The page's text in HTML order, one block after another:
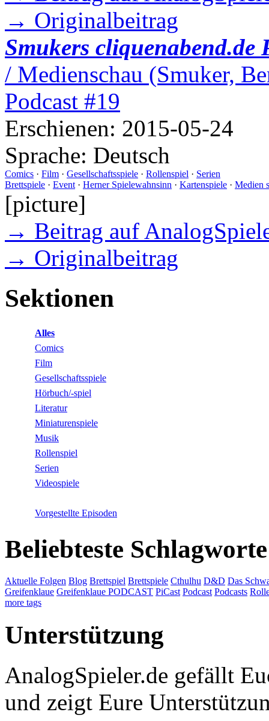
→ Originalbeitrag
Smukers cliquenabend.de
/ Medienschau (Smuker,
Podcast #19
Erschienen: 2015-05-24
Sprache: Deutsch
Comics · Film · Gesellschaftsspiele · Rollenspiel · Serien
Brettspiele · Event · Herner Spielewahnsinn · Kartenspiele · Medien
[picture]
→ Beitrag auf
→ Originalbeitrag
Sektionen
Alles
Comics
Film
Gesellschaftsspiele
Hörbuch/-spiel
Literatur
Miniaturenspiele
Musik
Rollenspiel
Serien
Videospiele
Vorgestellte Episoden
Beliebteste Schlagworte
Aktuelle Folgen Blog Brettspiel Brettspiele Cthulhu D&D Das
Greifenklaue Greifenklaue PODCAST PiCast Podcast Podcasts
more tags
Unterstützung
AnalogSpieler.de gefällt
und zeigt Eure